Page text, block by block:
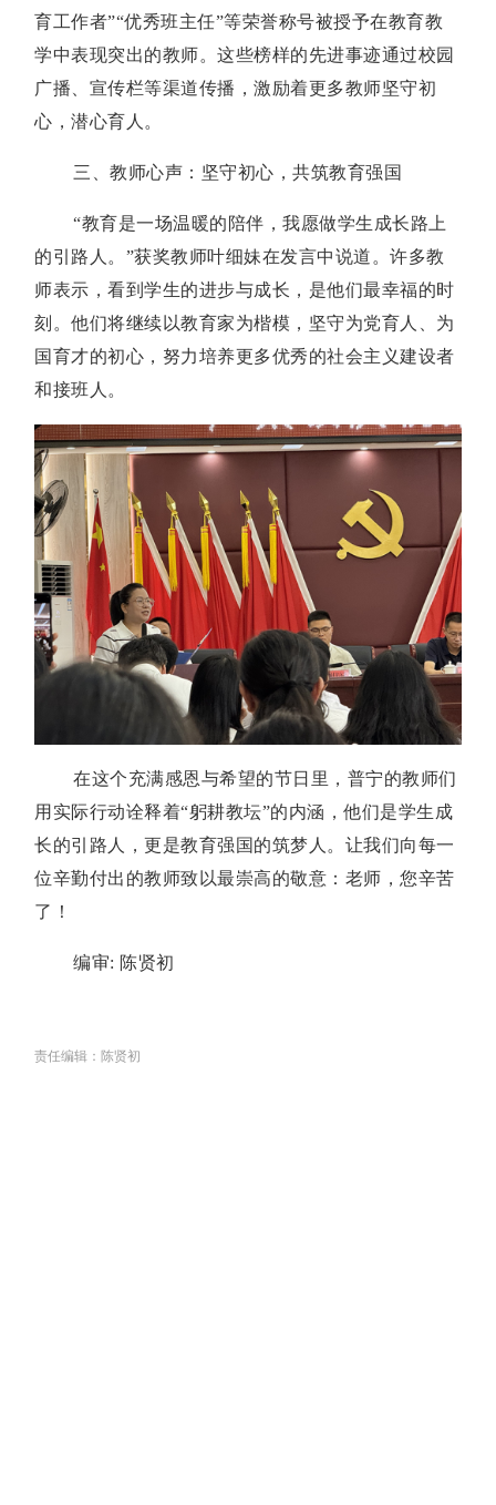
育工作者”“优秀班主任”等荣誉称号被授予在教育教
学中表现突出的教师。这些榜样的先进事迹通过校园
广播、宣传栏等渠道传播，激励着更多教师坚守初
心，潜心育人。
三、教师心声：坚守初心，共筑教育强国
“教育是一场温暖的陪伴，我愿做学生成长路上
的引路人。”获奖教师叶细妹在发言中说道。许多教
师表示，看到学生的进步与成长，是他们最幸福的时
刻。他们将继续以教育家为楷模，坚守为党育人、为
国育才的初心，努力培养更多优秀的社会主义建设者
和接班人。
在这个充满感恩与希望的节日里，普宁的教师们
用实际行动诠释着“躬耕教坛”的内涵，他们是学生成
长的引路人，更是教育强国的筑梦人。让我们向每一
位辛勤付出的教师致以最崇高的敬意：老师，您辛苦
了！
编审: 陈贤初
责任编辑：陈贤初